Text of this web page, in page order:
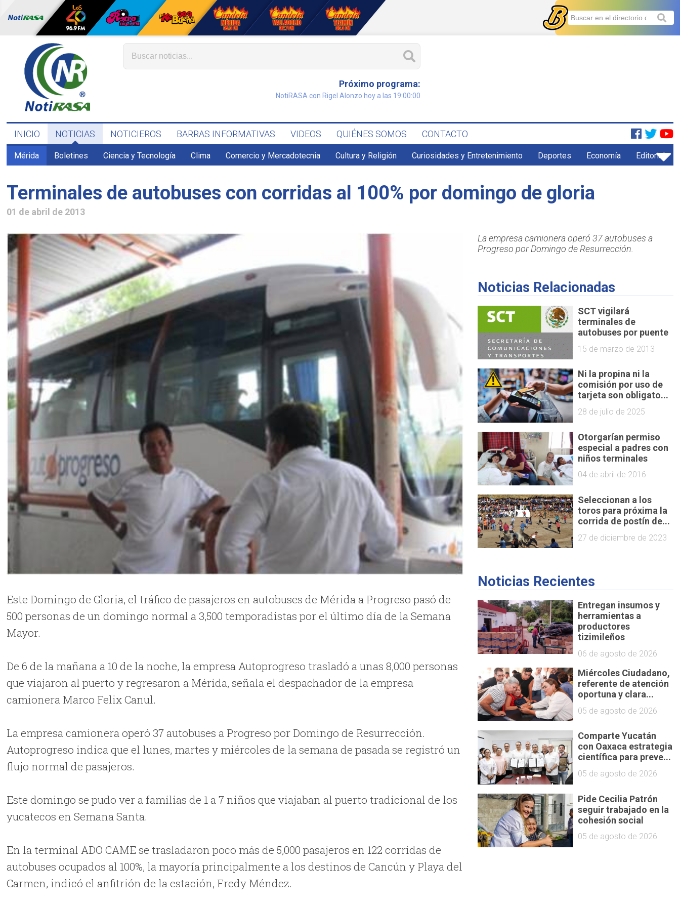
Próximo programa:
NotiRASA con Rigel Alonzo hoy a las 19:00:00
INICIO NOTICIAS NOTICIEROS BARRAS INFORMATIVAS VIDEOS QUIÉNES SOMOS CONTACTO
Mérida Boletines Ciencia y Tecnología Clima Comercio y Mercadotecnia Cultura y Religión Curiosidades y Entretenimiento Deportes Economía Editorial
Terminales de autobuses con corridas al 100% por domingo de gloria
01 de abril de 2013
Este Domingo de Gloria, el tráfico de pasajeros en autobuses de Mérida a Progreso pasó de
500 personas de un domingo normal a 3,500 temporadistas por el último día de la Semana
Mayor.
De 6 de la mañana a 10 de la noche, la empresa Autoprogreso trasladó a unas 8,000 personas
que viajaron al puerto y regresaron a Mérida, señala el despachador de la empresa
camionera Marco Felix Canul.
La empresa camionera operó 37 autobuses a Progreso por Domingo de Resurrección.
Autoprogreso indica que el lunes, martes y miércoles de la semana de pasada se registró un
flujo normal de pasajeros.
Este domingo se pudo ver a familias de 1 a 7 niños que viajaban al puerto tradicional de los
yucatecos en Semana Santa.
En la terminal ADO CAME se trasladaron poco más de 5,000 pasajeros en 122 corridas de
autobuses ocupados al 100%, la mayoría principalmente a los destinos de Cancún y Playa del
Carmen, indicó el anfitrión de la estación, Fredy Méndez.
La empresa camionera operó 37 autobuses a
Progreso por Domingo de Resurrección.
Noticias Relacionadas
SCT vigilará
terminales de
autobuses por puente
15 de marzo de 2013
Ni la propina ni la
comisión por uso de
tarjeta son obligato...
28 de julio de 2025
Otorgarían permiso
especial a padres con
niños terminales
04 de abril de 2016
Seleccionan a los
toros para próxima la
corrida de postín de...
27 de diciembre de 2023
Noticias Recientes
Entregan insumos y
herramientas a
productores
tizimileños
06 de agosto de 2026
Miércoles Ciudadano,
referente de atención
oportuna y clara...
05 de agosto de 2026
Comparte Yucatán
con Oaxaca estrategia
científica para preve...
05 de agosto de 2026
Pide Cecilia Patrón
seguir trabajado en la
cohesión social
05 de agosto de 2026